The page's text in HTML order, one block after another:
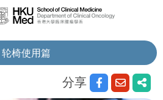
轮椅使用篇
分享